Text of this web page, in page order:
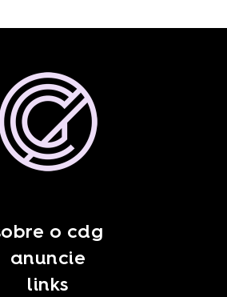
o cdg
anuncie
links